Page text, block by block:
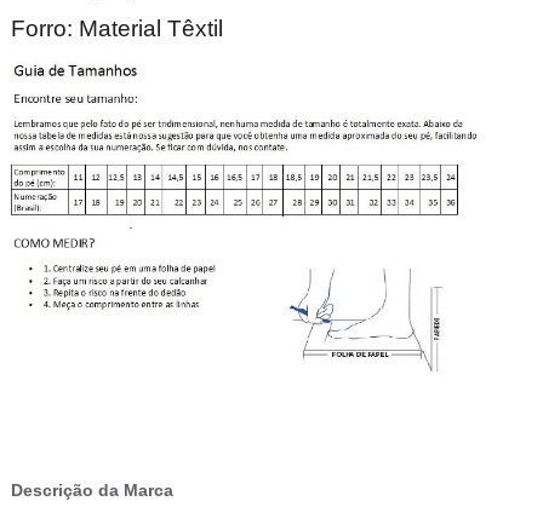
Forro: Material Têxtil
Descrição da Marca